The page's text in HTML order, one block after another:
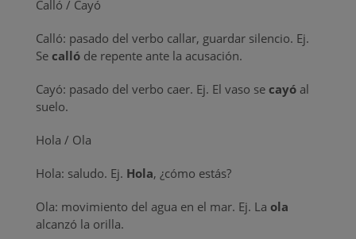
Calló / Cayó
Calló: pasado del verbo callar, guardar silencio. Ej.
Se callóde repente ante la acusación.
Cayó: pasado del verbo caer. Ej. El vaso se cayóal
suelo.
Hola / Ola
Hola: saludo. Ej. Hola, ¿cómo estás?
Ola: movimiento del agua en el mar. Ej. La ola
alcanzó la orilla.